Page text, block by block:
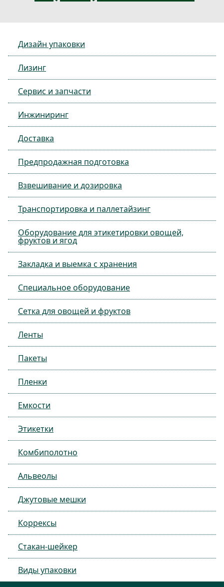
Дизайн упаковки
Лизинг
Сервис и запчасти
Инжиниринг
Доставка
Предпродажная подготовка
Взвешивание и дозировка
Транспортировка и паллетайзинг
Оборудование для этикетировки овощей,
фруктов и ягод
Закладка и выемка с хранения
Специальное оборудование
Сетка для овощей и фруктов
Ленты
Пакеты
Пленки
Емкости
Этикетки
Комбиполотно
Альвеолы
Джутовые мешки
Коррексы
Стакан-шейкер
Виды упаковки